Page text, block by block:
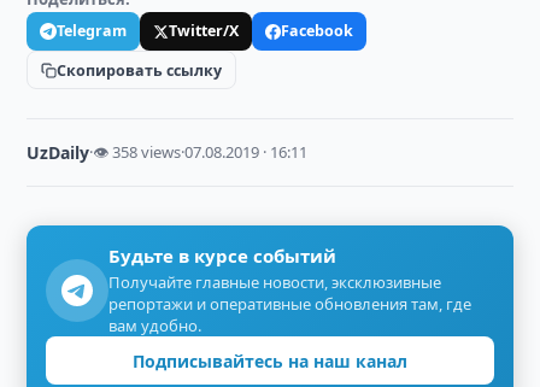
Telegram Twitter/X
Facebook
Скопировать ссылку
UzDaily·👁 358 views·07.08.2019 · 16:11
Будьте в курсе событий
Получайте главные новости, эксклюзивные
репортажи и оперативные обновления там, где
вам удобно.
Подписывайтесь на наш канал